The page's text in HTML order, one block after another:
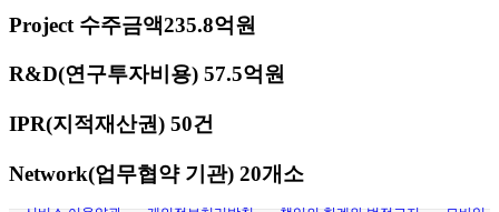
Project 수주금액235.8억원
R&D(연구투자비용) 57.5억원
IPR(지적재산권) 50건
Network(업무협약 기관) 20개소